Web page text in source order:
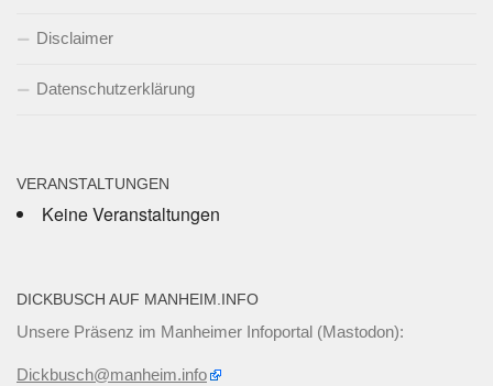
Disclaimer
Datenschutzerklärung
VERANSTALTUNGEN
Keine Veranstaltungen
DICKBUSCH AUF MANHEIM.INFO
Unsere Präsenz im Manheimer Infoportal (Mastodon):
Dickbusch@manheim.info